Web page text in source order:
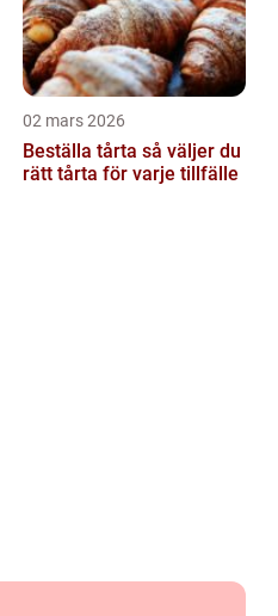
02 mars 2026
Beställa tårta så väljer du
rätt tårta för varje tillfälle